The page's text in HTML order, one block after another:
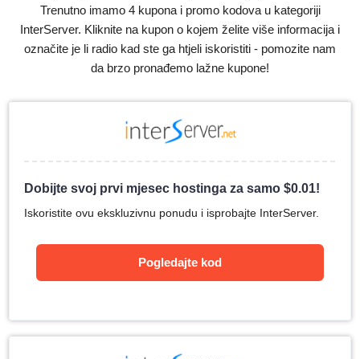
Trenutno imamo 4 kupona i promo kodova u kategoriji
InterServer. Kliknite na kupon o kojem želite više informacija i
označite je li radio kad ste ga htjeli iskoristiti - pomozite nam
da brzo pronađemo lažne kupone!
Dobijte svoj prvi mjesec hostinga za samo$0.01!
Iskoristite ovu ekskluzivnu ponudu i isprobajte InterServer.
Pogledajte kod